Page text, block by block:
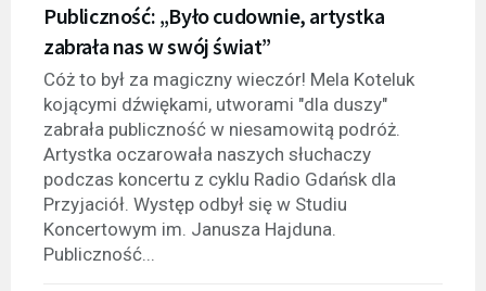
Publiczność: „Było cudownie, artystka
zabrała nas w swój świat”
Cóż to był za magiczny wieczór! Mela Koteluk
kojącymi dźwiękami, utworami "dla duszy"
zabrała publiczność w niesamowitą podróż.
Artystka oczarowała naszych słuchaczy
podczas koncertu z cyklu Radio Gdańsk dla
Przyjaciół. Występ odbył się w Studiu
Koncertowym im. Janusza Hajduna.
Publiczność...